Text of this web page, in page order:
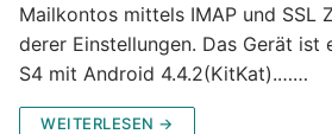
Mailkontos mittels IMAP und SSL
derer Einstellungen. Das Gerät ist
S4 mit Android 4.4.2(KitKat).……
WEITERLESEN →